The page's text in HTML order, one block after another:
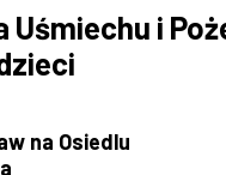
i
na Osiedlu